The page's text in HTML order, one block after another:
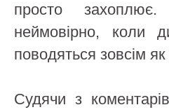
просто
неймовірно, коли
поводяться зовсім як
Судячи з